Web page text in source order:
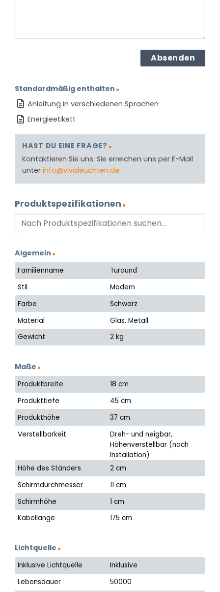
Standardmäßig enthalten
Anleitung in verschiedenen Sprachen
Energieetikett
HAST DU EINE FRAGE?
Kontaktieren Sie uns. Sie erreichen uns per E-Mail
unter info@vivaleuchten.de.
Produktspezifikationen
Algemein
Familienname
Turound
Stil
Modern
Farbe
Schwarz
Material
Glas, Metall
Gewicht
2 kg
Maße
Produktbreite
18 cm
Produkttiefe
45 cm
Produkthöhe
37 cm
Verstellbarkeit
Dreh- und neigbar,
Höhenverstellbar (nach
Installation)
Höhe des Ständers
2 cm
Schirmdurchmesser
11 cm
Schirmhöhe
1 cm
Kabellänge
175 cm
Lichtquelle
Inklusive Lichtquelle
Inklusive
Lebensdauer
50000